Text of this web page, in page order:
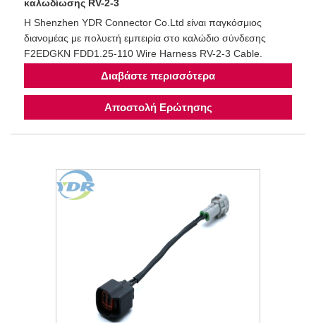
καλωδίωσης RV-2-3
Η Shenzhen YDR Connector Co.Ltd είναι παγκόσμιος
διανομέας με πολυετή εμπειρία στο καλώδιο σύνδεσης
F2EDGKN FDD1.25-110 Wire Harness RV-2-3 Cable.
Διαβάστε περισσότερα
Αποστολή Ερώτησης